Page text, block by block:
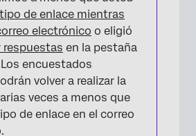
×
de enlace mientras
electrónico o eligió
respuestas en la pestaña
encuestados
volver a realizar la
veces a menos que
de enlace en el correo